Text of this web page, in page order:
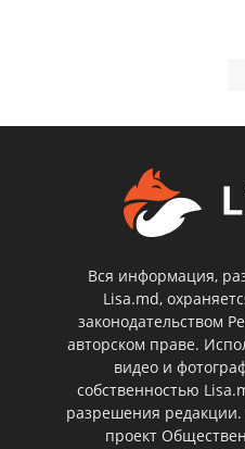
Вся информация,
Lisa.md,
законодательством
авторском праве.
видео и
собственностью
разрешения
проект